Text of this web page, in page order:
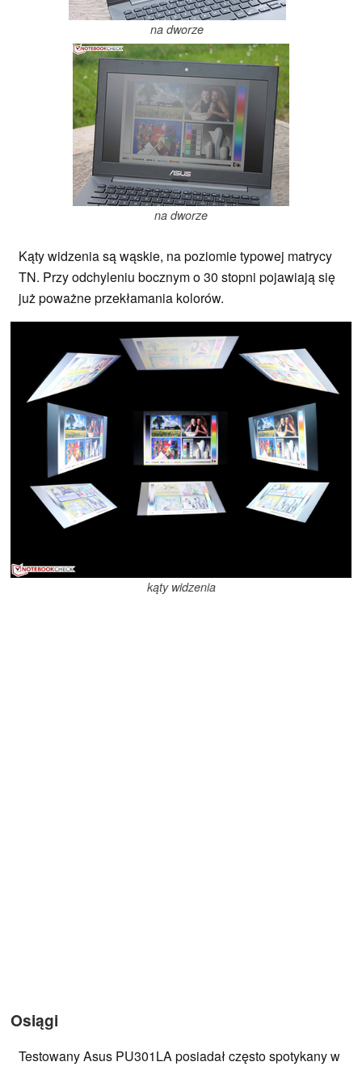
na dworze
na dworze
Kąty widzenia są wąskie, na poziomie typowej matrycy
TN. Przy odchyleniu bocznym o 30 stopni pojawiają się
już poważne przekłamania kolorów.
kąty widzenia
Osiągi
Testowany Asus PU301LA posiadał często spotykany w